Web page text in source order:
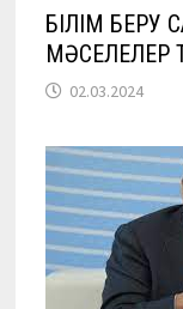
БІЛІМ БЕРУ
МӘСЕЛЕЛЕР
02.03.2024